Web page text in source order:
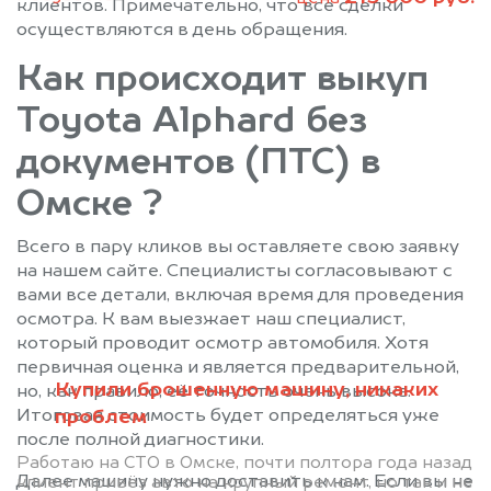
Купили брошенную машину, никаких
проблем
Работаю на СТО в Омске, почти полтора года назад
клиент привёз авто на крупный ремонт, но так и не
клиентов. Примечательно, что все сделки
осуществляются в день обращения.
Как происходит выкуп
Toyota Alphard без
документов (ПТС) в
Омске ?
Всего в пару кликов вы оставляете свою заявку
на нашем сайте. Специалисты согласовывают с
вами все детали, включая время для проведения
осмотра. К вам выезжает наш специалист,
который проводит осмотр автомобиля. Хотя
первичная оценка и является предварительной,
но, как правило, её точность очень высока.
Итоговая стоимость будет определяться уже
после полной диагностики.
Далее машину нужно доставить к нам. Если вы не